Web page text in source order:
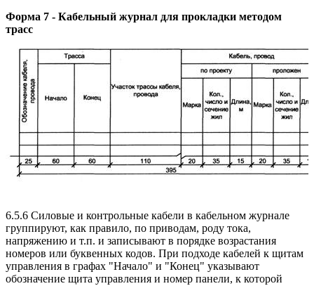
Форма 7 - Кабельный журнал для прокладки методом
трасс
6.5.6 Силовые и контрольные кабели в кабельном журнале
группируют, как правило, по приводам, роду тока,
напряжению и т.п. и записывают в порядке возрастания
номеров или буквенных кодов. При подходе кабелей к щитам
управления в графах "Начало" и "Конец" указывают
обозначение щита управления и номер панели, к которой